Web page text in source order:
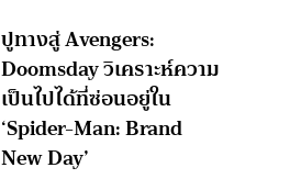
ปูทางสู่ Avengers:
Doomsday วิเคราะห์ความ
เป็นไปได้ที่ซ่อนอยู่ใน
‘Spider-Man: Brand
New Day’